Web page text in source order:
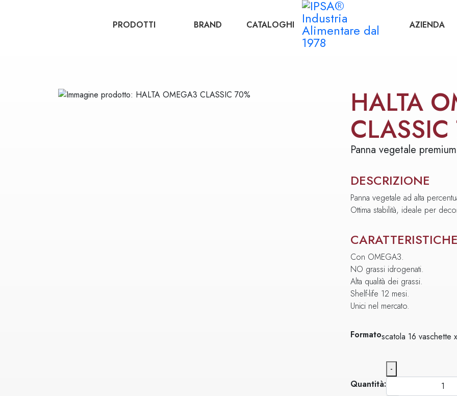
PRODOTTI BRAND CATALOGHI AZIENDA
HALTA
Panna vegetale
DESCRIZIONE
Panna vegetale ad alta
Ottima stabilità, ideale per
CARATTERISTICHE
Con OMEGA3.
NO grassi idrogenati.
Alta qualità dei grassi.
Shelf-life 12 mesi.
Unici nel mercato.
Formatoscatola 16 vaschette
Quantità:
-